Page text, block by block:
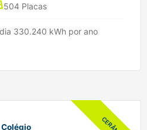
504 Placas
330.240 kWh por ano
Colégio